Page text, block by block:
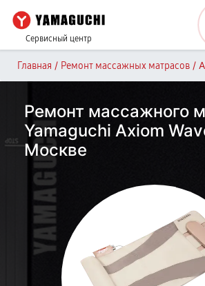
Сервисный центр
Главная / Ремонт массажных матрасов /
Ремонт массажного
Yamaguchi Axiom
Москве